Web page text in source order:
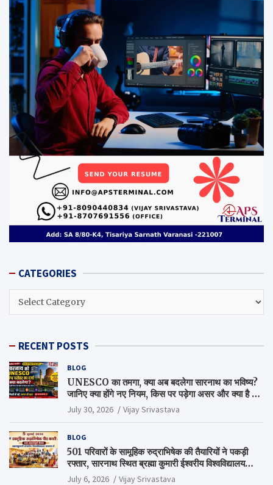
CATEGORIES
CATEGORIES
RECENT POSTS
BLOG
UNESCO का तमगा, क्या अब बदलेगा सारनाथ का भविष्य?
जानिए क्या होंगे नए नियम, किस पर पड़ेगा असर और क्या है पूरा
सच
July 30, 2026 Vijay Srivastava
BLOG
501 परिवारों के सामूहिक रुद्राभिषेक की तैयारियों ने पकड़ी
रफ्तार, सारनाथ स्थित ब्रह्मा कुमारी ईश्वरीय विश्वविद्यालय
परिसर में हुई अहम बैठक
July 6, 2026 Vijay Srivastava